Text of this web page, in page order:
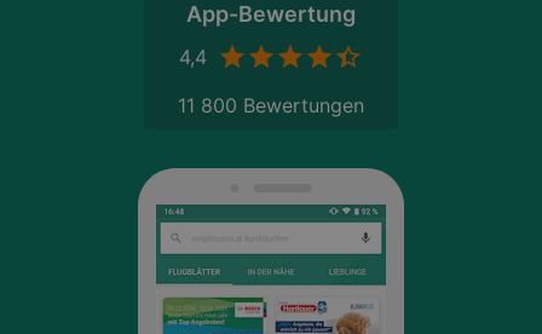
App-Bewertung
4,4
11 800 Bewertungen